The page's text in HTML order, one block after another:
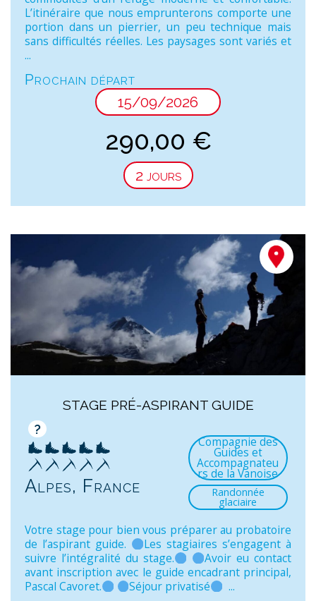
L’itinéraire que nous emprunterons comporte une
portion dans un pierrier, un peu technique mais
sans difficultés réelles. Les paysages sont variés et
...
Prochain départ
15/09/2026
290,00 €
2 jours
STAGE PRÉ-ASPIRANT GUIDE
?
Alpes, France
Compagnie des
Guides et
Accompagnateu
rs de la Vanoise
Randonnée
glaciaire
Votre stage pour bien vous préparer au probatoire
de l’aspirant guide.
Les stagiaires s’engagent à
suivre l’intégralité du stage.
Avoir eu contact
avant inscription avec le guide encadrant principal,
Pascal Cavoret.
Séjour privatisé ...